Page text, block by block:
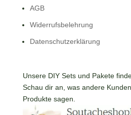
AGB
Widerrufsbelehrung
Datenschutzerklärung
Unsere DIY Sets und Pakete
Schau dir an, was andere
Produkte sagen.